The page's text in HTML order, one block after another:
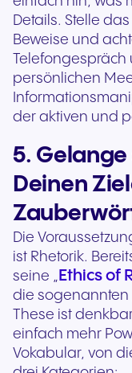
Details. Stelle
Beweise und
Telefongespräch
persönlichen
der aktiven und
5.
Deinen
Die
ist Rhetorik.
seine „ Ethics of
die sogenannten
These ist
einfach mehr
Vokabular, von